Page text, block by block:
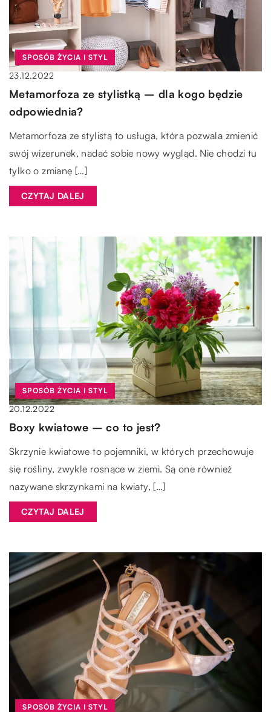
SPOSÓB ŻYCIA I STYL
23.12.2022
Metamorfoza ze stylistką – dla kogo będzie
odpowiednia?
Metamorfoza ze stylistą to usługa, która pozwala zmienić
swój wizerunek, nadać sobie nowy wygląd. Nie chodzi tu
tylko o zmianę […]
CZYTAJ DALEJ
SPOSÓB ŻYCIA I STYL
20.12.2022
Boxy kwiatowe – co to jest?
Skrzynie kwiatowe to pojemniki, w których przechowuje
się rośliny, zwykle rosnące w ziemi. Są one również
nazywane skrzynkami na kwiaty, […]
CZYTAJ DALEJ
SPOSÓB ŻYCIA I STYL